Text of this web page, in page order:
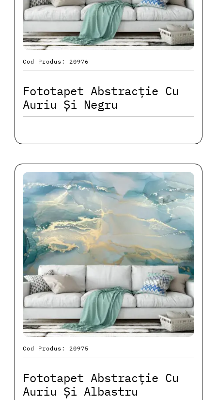
Cod Produs: 20976
Fototapet Abstracție Cu
Auriu Și Negru
Cod Produs: 20975
Fototapet Abstracție Cu
Auriu Și Albastru